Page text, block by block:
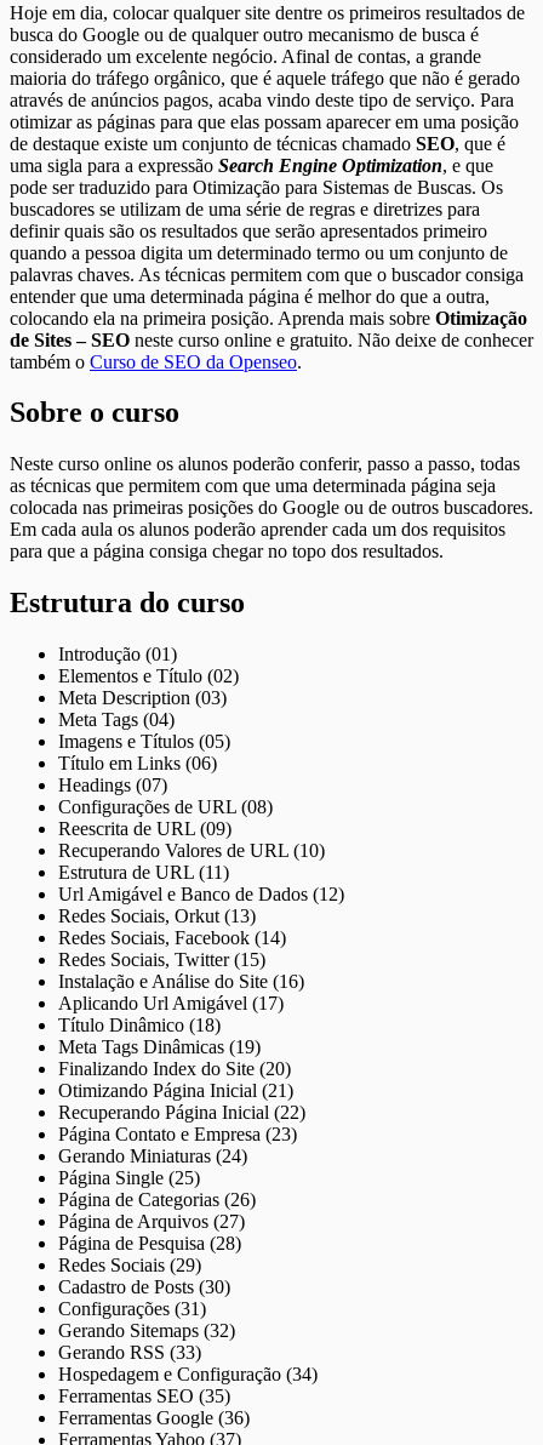
Hoje em dia, colocar qualquer site dentre os primeiros resultados de
busca do Google ou de qualquer outro mecanismo de busca é
considerado um excelente negócio. Afinal de contas, a grande
maioria do tráfego orgânico, que é aquele tráfego que não é gerado
através de anúncios pagos, acaba vindo deste tipo de serviço. Para
otimizar as páginas para que elas possam aparecer em uma posição
de destaque existe um conjunto de técnicas chamado SEO, que é
uma sigla para a expressão Search Engine Optimization, e que
pode ser traduzido para Otimização para Sistemas de Buscas. Os
buscadores se utilizam de uma série de regras e diretrizes para
definir quais são os resultados que serão apresentados primeiro
quando a pessoa digita um determinado termo ou um conjunto de
palavras chaves. As técnicas permitem com que o buscador consiga
entender que uma determinada página é melhor do que a outra,
colocando ela na primeira posição. Aprenda mais sobre Otimização
de Sites – SEO neste curso online e gratuito. Não deixe de conhecer
também o Curso de SEO da Openseo.
Sobre o curso
Neste curso online os alunos poderão conferir, passo a passo, todas
as técnicas que permitem com que uma determinada página seja
colocada nas primeiras posições do Google ou de outros buscadores.
Em cada aula os alunos poderão aprender cada um dos requisitos
para que a página consiga chegar no topo dos resultados.
Estrutura do curso
Introdução (01)
Elementos e Título (02)
Meta Description (03)
Meta Tags (04)
Imagens e Títulos (05)
Título em Links (06)
Headings (07)
Configurações de URL (08)
Reescrita de URL (09)
Recuperando Valores de URL (10)
Estrutura de URL (11)
Url Amigável e Banco de Dados (12)
Redes Sociais, Orkut (13)
Redes Sociais, Facebook (14)
Redes Sociais, Twitter (15)
Instalação e Análise do Site (16)
Aplicando Url Amigável (17)
Título Dinâmico (18)
Meta Tags Dinâmicas (19)
Finalizando Index do Site (20)
Otimizando Página Inicial (21)
Recuperando Página Inicial (22)
Página Contato e Empresa (23)
Gerando Miniaturas (24)
Página Single (25)
Página de Categorias (26)
Página de Arquivos (27)
Página de Pesquisa (28)
Redes Sociais (29)
Cadastro de Posts (30)
Configurações (31)
Gerando Sitemaps (32)
Gerando RSS (33)
Hospedagem e Configuração (34)
Ferramentas SEO (35)
Ferramentas Google (36)
Ferramentas Yahoo (37)